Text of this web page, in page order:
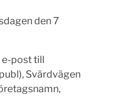
den 7
e-post till
Svärdvägen